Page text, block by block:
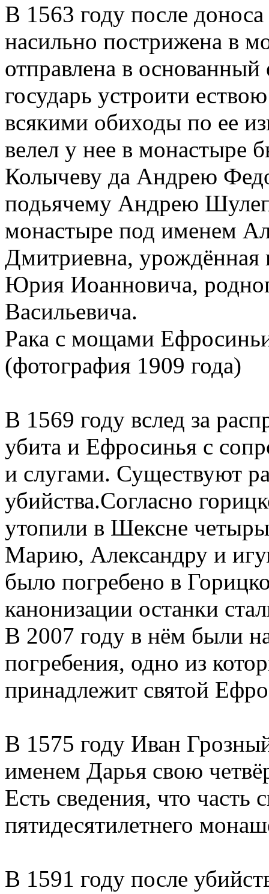
В 1563 году после
насильно пострижена в
отправлена в
государь устроити
всякими обиходы по ее
велел у нее в монастыре
Колычеву да Андрею
подьячему Андрею
монастыре под именем
Дмитриевна, урождённая
Юрия Иоанновича,
Васильевича.
Рака с мощами
(фотография 1909 года)
В 1569 году вслед за
убита и Ефросинья с
и слугами. Существуют
убийства.Согласно
утопили в Шексне
Марию, Александру и
было погребено в
канонизации останки
В 2007 году в нём были
погребения, одно из
принадлежит святой
В 1575 году Иван
именем Дарья свою
Есть сведения, что часть
пятидесятилетнего
В 1591 году после